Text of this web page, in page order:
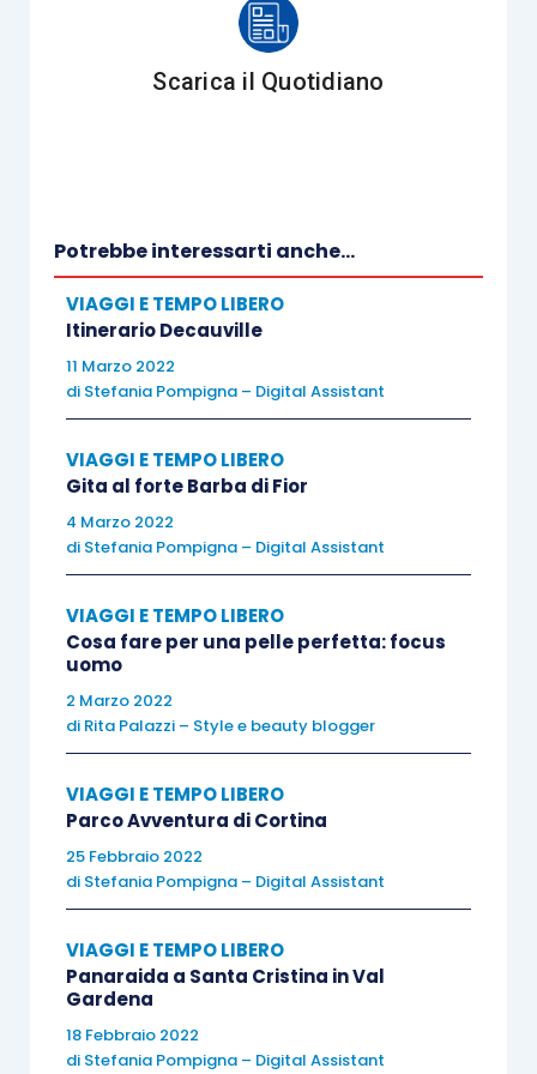
desiderio, di contraddizioni e paure, i cui destini
finiranno per intrecciarsi nel grande, tragico
imbroglio che è l’Italia degli anni Settanta, dove
Donne e potere
Mondadori
Prezzo – 15,00
Pagine – 112
Quando nell’Odisseaomerica Penelope chiede a
Femio, l’aedo, di cantare qualcosa di meno triste
del periglioso ritorno da Troia degli eroi achei,
l’imberbe Telemaco interviene bruscamente,
invitando la madre a rientrare nelle proprie stanze
e ricordandole che «la parola spetta agli uomini».
Per quanto saggia e matura, Penelope china il
capo di fronte al figlio e si ritira in silenzio.
questo è il primo esempio di un uomo che ordina
a una donna di tacere e di uscire di scena. Da
Aristofane a Ovidio, da Valerio Massimo a
Plutarco ne seguiranno altri, a dimostrazione di
Scarica il Quotidiano
Potrebbe interessarti anche...
VIAGGI E TEMPO LIBERO
Itinerario Decauville
11 Marzo 2022
di Stefania Pompigna – Digital Assistant
VIAGGI E TEMPO LIBERO
Gita al forte Barba di Fior
4 Marzo 2022
di Stefania Pompigna – Digital Assistant
VIAGGI E TEMPO LIBERO
Cosa fare per una pelle perfetta: focus
uomo
2 Marzo 2022
di Rita Palazzi – Style e beauty blogger
VIAGGI E TEMPO LIBERO
Parco Avventura di Cortina
25 Febbraio 2022
di Stefania Pompigna – Digital Assistant
VIAGGI E TEMPO LIBERO
Panaraida a Santa Cristina in Val
Gardena
18 Febbraio 2022
di Stefania Pompigna – Digital Assistant